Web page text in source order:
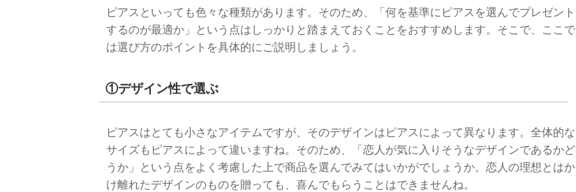
ピアスといっても色々な種類があります。そのため、「何を基準にピアスを選んでプレゼント
するのが最適か」という点はしっかりと踏まえておくことをおすすめします。そこで、ここで
は選び方のポイントを具体的にご説明しましょう。
①デザイン性で選ぶ
ピアスはとても小さなアイテムですが、そのデザインはピアスによって異なります。全体的な
サイズもピアスによって違いますね。そのため、「恋人が気に入りそうなデザインであるかど
うか」という点をよく考慮した上で商品を選んでみてはいかがでしょうか。恋人の理想とはか
け離れたデザインのものを贈っても、喜んでもらうことはできませんね。